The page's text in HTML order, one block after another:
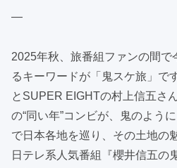
—
2025年秋、旅番組ファンの間で
るキーワードが「鬼スケ旅」で
とSUPER EIGHTの村上信五さ
の“同い年”コンビが、鬼のよう
で日本各地を巡り、その土地の
日テレ系人気番組『櫻井信五の